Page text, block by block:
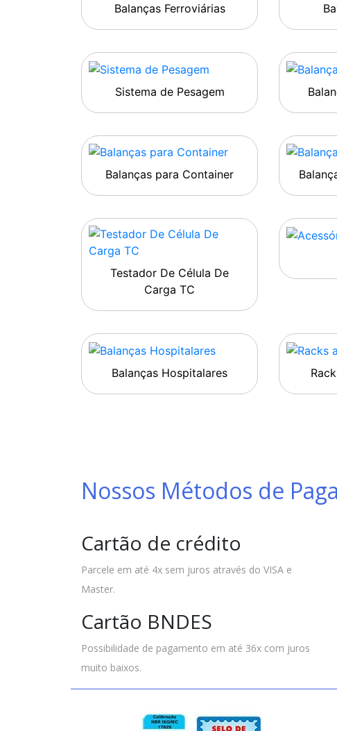
Balanças Ferroviárias
Sistema de Pesagem
Balanças para Container
Testador De Célula De
Carga TC
Balanças Hospitalares
Nossos Métodos de
Cartão de crédito
Parcele em até 4x sem juros através do VISA e
Master.
Cartão BNDES
Possibilidade de pagamento em até 36x com juros
muito baixos.